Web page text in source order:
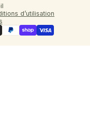
d’utilisation